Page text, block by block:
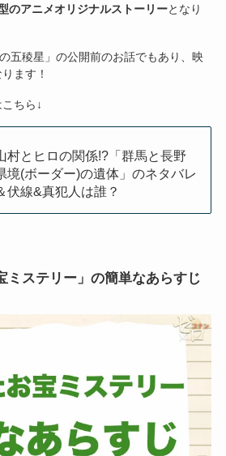
のアニメオリジナルストーリーとなり
五稜星」の公開前のお話でもあり、映
ます！
ちら↓
村とヒロの関係!?「群馬と長野
境(ボーダー)の遺体」のネタバレ
伏線&真犯人は誰？
ミステリー」の簡単なあらすじ